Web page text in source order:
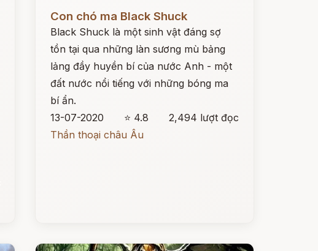
Con chó ma Black Shuck
Black Shuck là một sinh vật đáng sợ
tồn tại qua những làn sương mù bảng
lảng đầy huyền bí của nước Anh - một
đất nước nổi tiếng với những bóng ma
bí ẩn.
13-07-2020
⭐ 4.8
2,494 lượt đọc
Thần thoại châu Âu